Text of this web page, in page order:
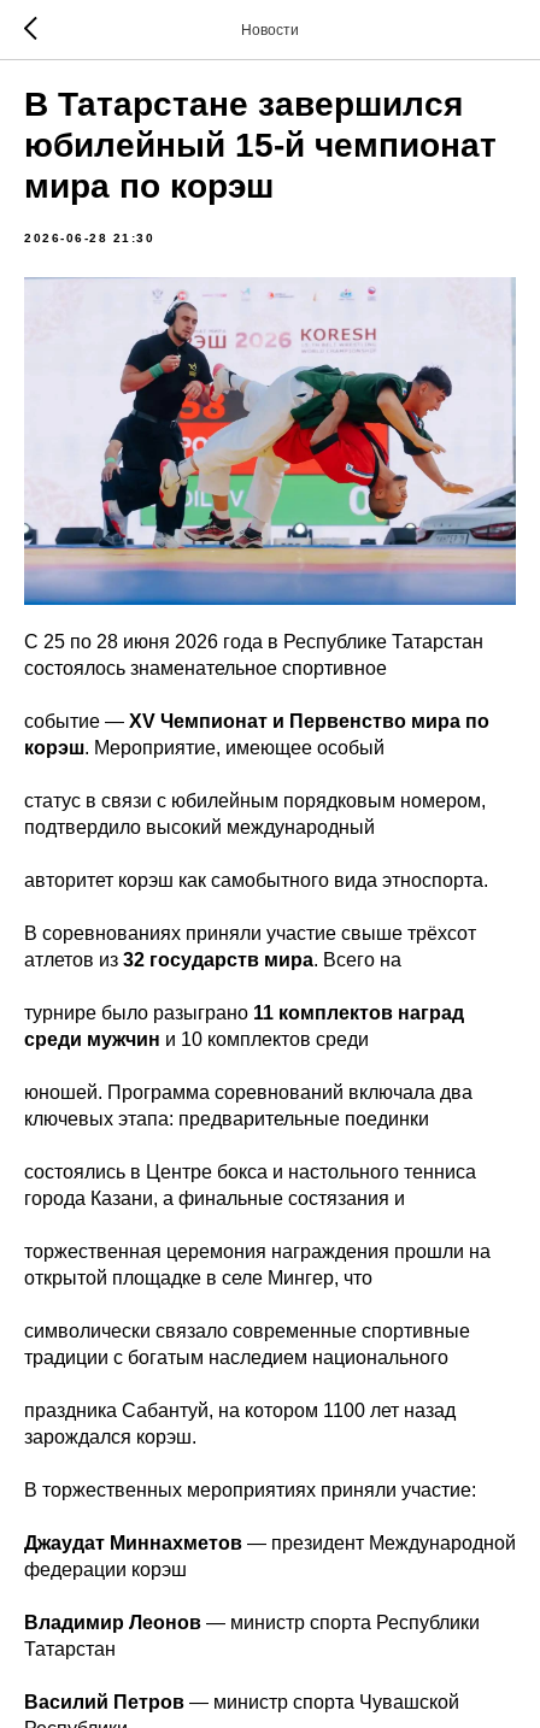
Новости
В Татарстане завершился
юбилейный 15-й чемпионат
мира по корэш
2026-06-28 21:30
С 25 по 28 июня 2026 года в Республике Татарстан
состоялось знаменательное спортивное
событие — XV Чемпионат и Первенство мира по
корэш. Мероприятие, имеющее особый
статус в связи с юбилейным порядковым номером,
подтвердило высокий международный
авторитет корэш как самобытного вида этноспорта.
В соревнованиях приняли участие свыше трёхсот
атлетов из 32 государств мира. Всего на
турнире было разыграно 11 комплектов наград
среди мужчин и 10 комплектов среди
юношей. Программа соревнований включала два
ключевых этапа: предварительные поединки
состоялись в Центре бокса и настольного тенниса
города Казани, а финальные состязания и
торжественная церемония награждения прошли на
открытой площадке в селе Мингер, что
символически связало современные спортивные
традиции с богатым наследием национального
праздника Сабантуй, на котором 1100 лет назад
зарождался корэш.
В торжественных мероприятиях приняли участие:
Джаудат Миннахметов — президент Международной
федерации корэш
Владимир Леонов — министр спорта Республики
Татарстан
Василий Петров — министр спорта Чувашской